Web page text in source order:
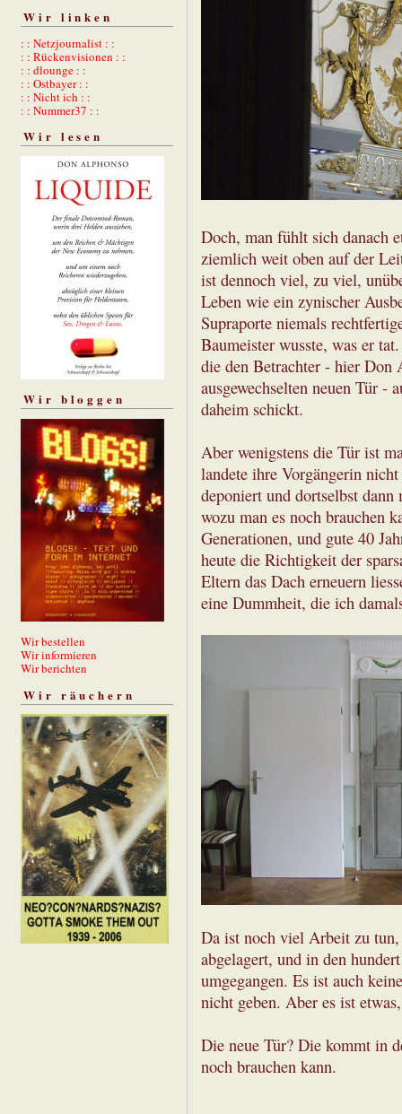
Wir linken
: : Netzjournalist : :
: : Rückenvisionen : :
: : dlounge : :
: : Ostbayer : :
: : Nicht ich : :
: : Nummer37 : :
Wir lesen
Wir bloggen
Wir bestellen
Wir informieren
Wir berichten
Wir räuchern
Doch, man fühlt sich danach
ziemlich weit oben auf der
ist dennoch viel, zu viel,
Leben wie ein zynischer
Supraporte niemals
Baumeister wusste, was er
die den Betrachter - hier Don
ausgewechselten neuen Tür -
daheim schickt.
Aber wenigstens die Tür ist
landete ihre Vorgängerin
deponiert und dortselbst dann
wozu man es noch brauchen
Generationen, und gute 40
heute die Richtigkeit der
Eltern das Dach erneuern
eine Dummheit, die ich
Da ist noch viel Arbeit zu tun,
abgelagert, und in den
umgegangen. Es ist auch
nicht geben. Aber es ist
Die neue Tür? Die kommt in
noch brauchen kann.